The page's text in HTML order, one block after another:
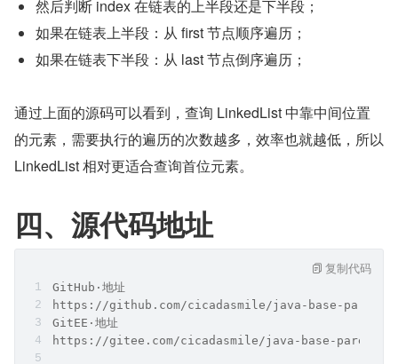
然后判断 index 在链表的上半段还是下半段；
如果在链表上半段：从 first 节点顺序遍历；
如果在链表下半段：从 last 节点倒序遍历；
通过上面的源码可以看到，查询 LinkedList 中靠中间位置
的元素，需要执行的遍历的次数越多，效率也就越低，所以
LinkedList 相对更适合查询首位元素。
四、源代码地址
GitHub·地址
https://github.com/cicadasmile/java-base-parent
GitEE·地址
https://gitee.com/cicadasmile/java-base-parent
复制代码